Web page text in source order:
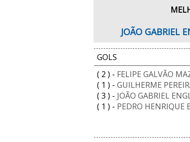
JOÃO GABRIEL
GOLS
( 2 ) - FELIPE GALVÃO
( 1 ) - GUILHERME
( 3 ) - JOÃO GABRIEL
( 1 ) - PEDRO HENRIQUE